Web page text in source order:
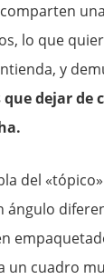
lo que
y
que dejar de
del
ángulo
un cuadro